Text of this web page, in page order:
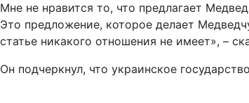
Мне не нравится то, что предлагает
Это предложение, которое делает
статье никакого отношения не имеет», –
Он подчеркнул, что украинское